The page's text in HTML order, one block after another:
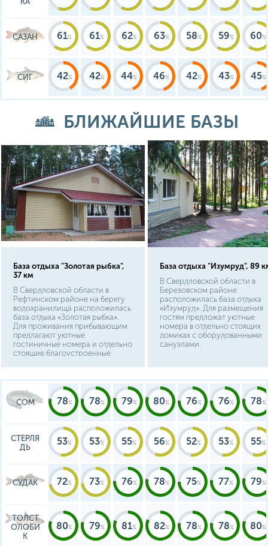
САЗАН 61 61 62 63 58 59 60
СИГ 42 42 44 46 42 43 45
БЛИЖАЙШИЕ БАЗЫ
База отдыха "Золотая рыбка",
37 км
В Свердловской области в
Рефтинском районе на берегу
водохранилища расположилась
база отдыха «Золотая рыбка».
Для проживания прибывающим
предлагают уютные
гостиничные номера и отдельно
стоящие благоустроенные
База отдыха "Изумруд", 89
В Свердловской области в
Березовском районе
расположилась база отдыха
«Изумруд». Для размещения
гостям предложат уютные
номера в отдельно стоящих
домиках с оборудованными
санузлами.
СОМ 78 78 79 80 76 76 78
СТЕРЛЯ
ДЬ
53 53 55 56 52 53 55
СУДАК 72 73 76 78 75 77 79
ТОЛСТ
ОЛОБИ
К
80 79 81 82 78 78 80